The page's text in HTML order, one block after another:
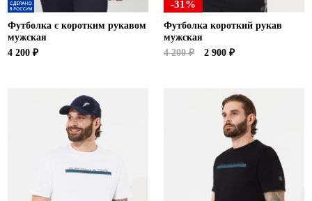
Футболка с коротким рукавом
мужская
4 200 ₽
-31%
Футболка короткий рукав
мужская
4 200 ₽
2 900 ₽